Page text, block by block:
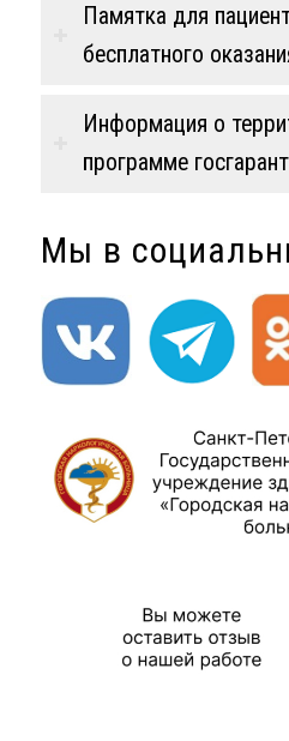
Памятка для
бесплатного
Информация о
программе
Мы в